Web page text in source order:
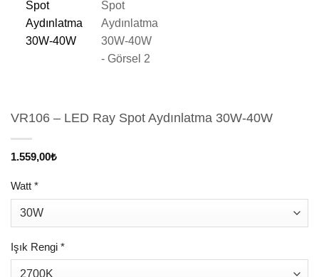
VR106 – LED Ray Spot Aydınlatma 30W-40W
1.559,00₺
Watt *
Işık Rengi *